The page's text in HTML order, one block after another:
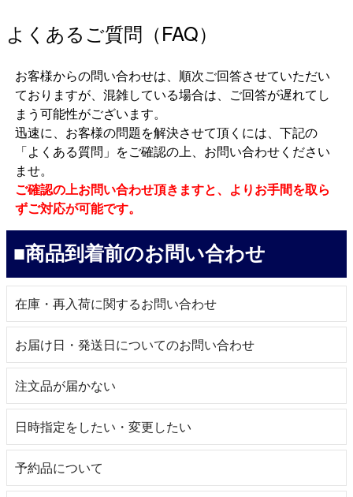
よくあるご質問（FAQ）
お客様からの問い合わせは、順次ご回答させていただい
ておりますが、混雑している場合は、ご回答が遅れてし
まう可能性がございます。
迅速に、お客様の問題を解決させて頂くには、下記の
「よくある質問」をご確認の上、お問い合わせください
ませ。
ご確認の上お問い合わせ頂きますと、よりお手間を取ら
ずご対応が可能です。
■商品到着前のお問い合わせ
在庫・再入荷に関するお問い合わせ
お届け日・発送日についてのお問い合わせ
注文品が届かない
日時指定をしたい・変更したい
予約品について